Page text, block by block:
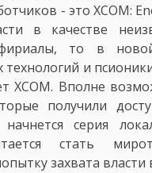
- это XCOM:
в качестве
то в
технологий и
XCOM. Вполне
получили
начнется серия
стать
захвата власти